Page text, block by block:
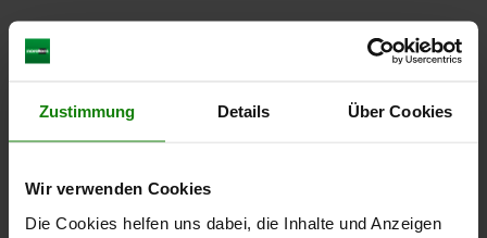
Zustimmung Details Über Cookies
Wir verwenden Cookies
Die Cookies helfen uns dabei, die Inhalte und Anzeigen